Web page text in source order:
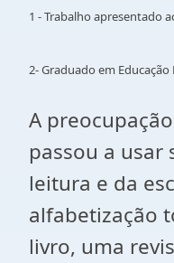
1 - Trabalho apresentado
2- Graduado em
A
passou a usar
leitura e da
alfabetização
livro, uma